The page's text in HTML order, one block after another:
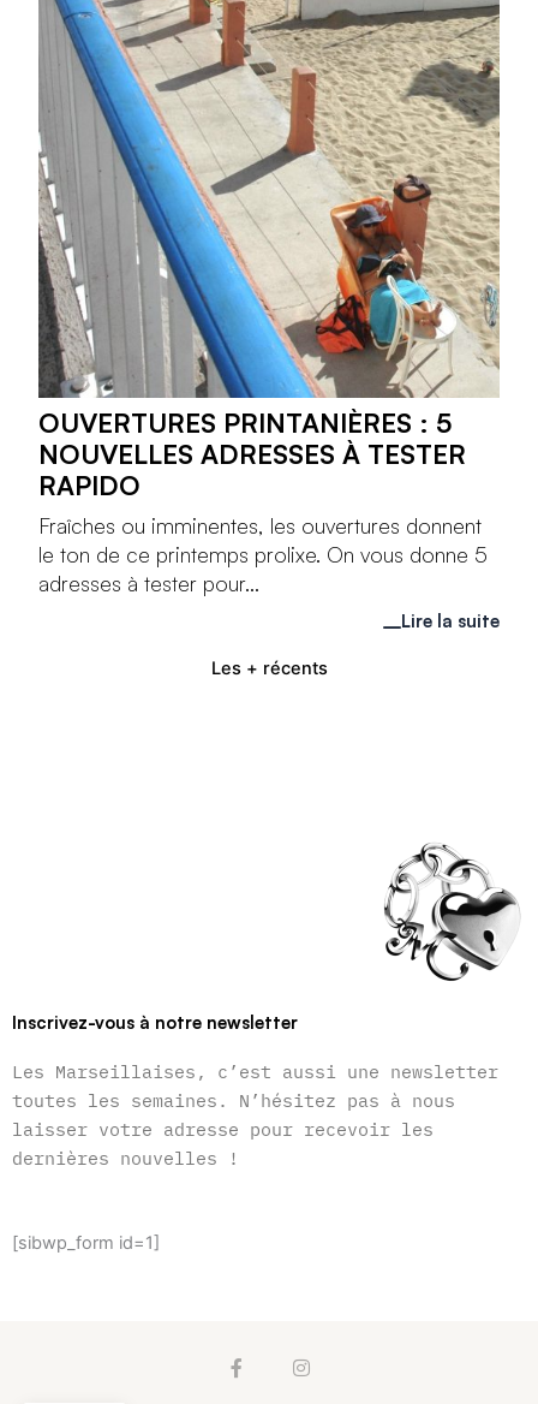
Les + récents
OUVERTURES PRINTANIÈRES : 5
NOUVELLES ADRESSES À TESTER
RAPIDO
Fraîches ou imminentes, les ouvertures donnent
le ton de ce printemps prolixe. On vous donne 5
adresses à tester pour...
Lire la suite
Inscrivez-vous à notre newsletter
Les Marseillaises, c’est aussi une newsletter
toutes les semaines. N’hésitez pas à nous
laisser votre adresse pour recevoir les
dernières nouvelles !
[sibwp_form id=1]
F
a
I